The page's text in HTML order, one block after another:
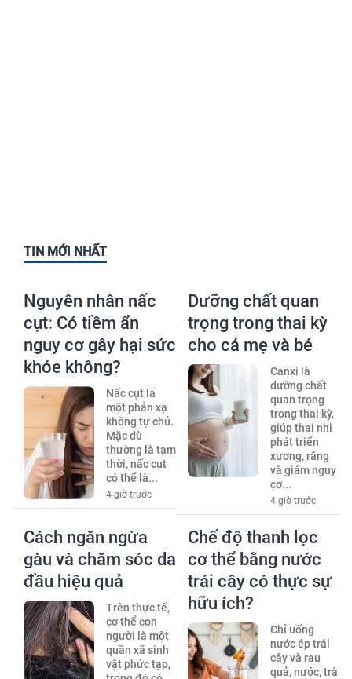
TIN MỚI NHẤT
Nguyên nhân nấc
cụt: Có tiềm ẩn
nguy cơ gây hại sức
khỏe không?
Nấc cụt là
một phản xạ
không tự chủ.
Mặc dù
thường là tạm
thời, nấc cụt
có thể là...
4 giờ trước
Dưỡng chất quan
trọng trong thai kỳ
cho cả mẹ và bé
Canxi là
dưỡng chất
quan trọng
trong thai kỳ,
giúp thai nhi
phát triển
xương, răng
và giảm nguy
cơ...
4 giờ trước
Cách ngăn ngừa
gàu và chăm sóc da
đầu hiệu quả
Trên thực tế,
cơ thể con
người là một
quần xã sinh
vật phức tạp,
Chế độ thanh lọc
cơ thể bằng nước
trái cây có thực sự
hữu ích?
Chỉ uống
nước ép trái
cây và rau
quả, nước, trà